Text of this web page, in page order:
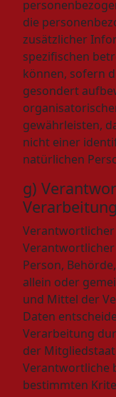
die
zusätzlicher
spezifischen
können, sofern
gesondert
gewährleisten,
nicht einer
natürlichen
g)
Person,
allein oder
und Mittel der
Daten
Verarbeitung
der
Verantwortliche
bestimmten